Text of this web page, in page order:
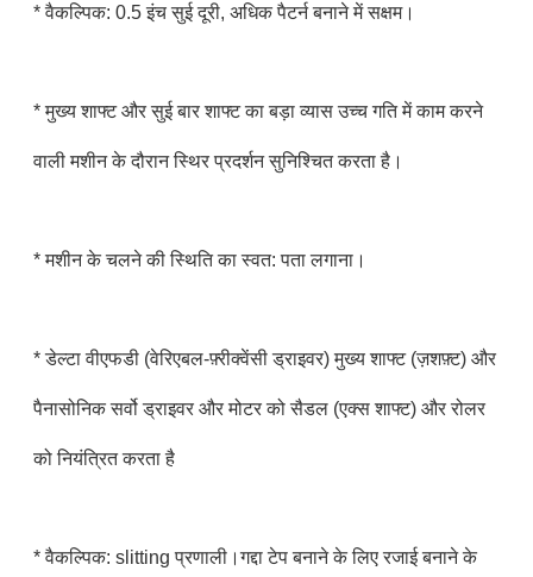
* वैकल्पिक: 0.5 इंच सुई दूरी, अधिक पैटर्न बनाने में सक्षम।
* मुख्य शाफ्ट और सुई बार शाफ्ट का बड़ा व्यास उच्च गति में काम करने
वाली मशीन के दौरान स्थिर प्रदर्शन सुनिश्चित करता है।
* मशीन के चलने की स्थिति का स्वत: पता लगाना।
* डेल्टा वीएफडी (वेरिएबल-फ़्रीक्वेंसी ड्राइवर) मुख्य शाफ्ट (ज़शफ़्ट) और
पैनासोनिक सर्वो ड्राइवर और मोटर को सैडल (एक्स शाफ्ट) और रोलर
को नियंत्रित करता है
* वैकल्पिक: slitting प्रणाली।गद्दा टेप बनाने के लिए रजाई बनाने के